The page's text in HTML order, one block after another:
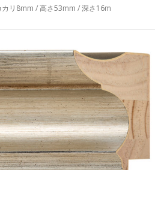
リ8mm / 高さ53mm / 深さ16m